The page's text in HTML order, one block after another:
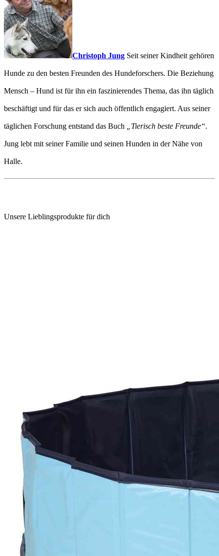
Christoph Jung Seit seiner Kindheit gehören
Hunde zu den besten Freunden des Hundeforschers. Die Beziehung
Mensch – Hund ist für ihn ein faszinierendes Thema, das ihn täglich
beschäftigt und für das er sich auch öffentlich engagiert. Aus seiner
täglichen Forschung entstand das Buch „Tierisch beste Freunde“.
Jung lebt mit seiner Familie und seinen Hunden in der Nähe von
Halle.
Unsere Lieblingsprodukte für dich